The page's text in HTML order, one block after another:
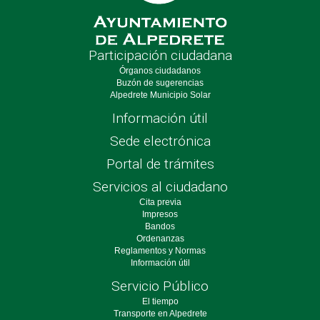
Participación ciudadana
Órganos ciudadanos
Buzón de sugerencias
Alpedrete Municipio Solar
Información útil
Sede electrónica
Portal de trámites
Servicios al ciudadano
Cita previa
Impresos
Bandos
Ordenanzas
Reglamentos y Normas
Información útil
Servicio Público
El tiempo
Transporte en Alpedrete